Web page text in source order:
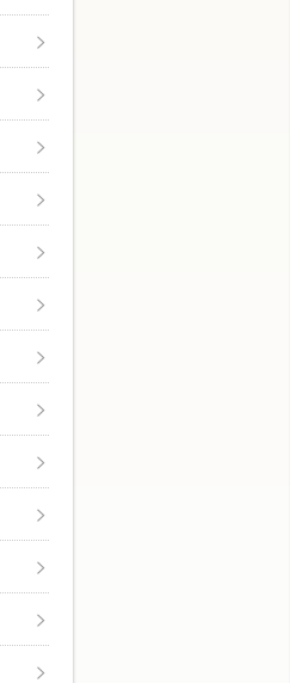
日から使える具体的な